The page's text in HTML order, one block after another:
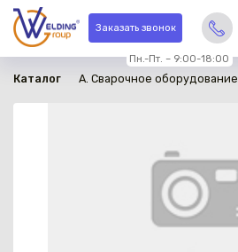
Заказать звонок
Пн.-Пт. – 9:00-18:00
Каталог A. Сварочное оборудование
в наличии